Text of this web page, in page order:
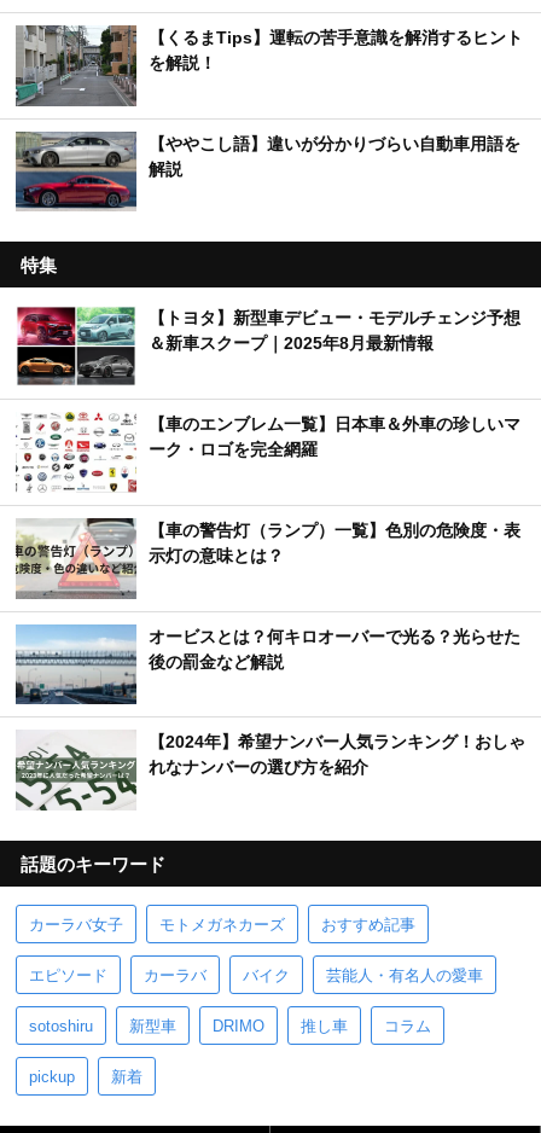
【くるまTips】運転の苦手意識を解消するヒント
を解説！
【ややこし語】違いが分かりづらい自動車用語を
解説
特集
【トヨタ】新型車デビュー・モデルチェンジ予想
＆新車スクープ｜2025年8月最新情報
【車のエンブレム一覧】日本車＆外車の珍しいマ
ーク・ロゴを完全網羅
【車の警告灯（ランプ）一覧】色別の危険度・表
示灯の意味とは？
オービスとは？何キロオーバーで光る？光らせた
後の罰金など解説
【2024年】希望ナンバー人気ランキング！おしゃ
れなナンバーの選び方を紹介
話題のキーワード
カーラバ女子 モトメガネカーズ おすすめ記事
エピソード カーラバ バイク 芸能人・有名人の愛車
sotoshiru 新型車 DRIMO 推し車 コラム
pickup 新着